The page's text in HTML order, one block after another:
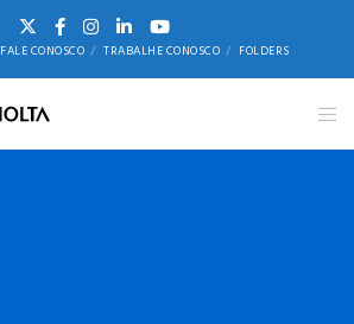
FALE CONOSCO TRABALHE CONOSCO FOLDERS